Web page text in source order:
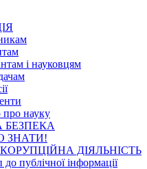
і науковцям
про науку
ЗНАТИ!
ДІЯЛЬНІСТЬ
до публічної інформації